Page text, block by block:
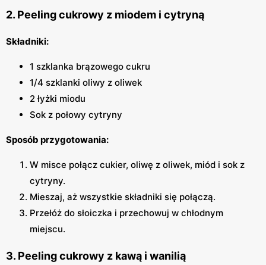
2. Peeling cukrowy z miodem i cytryną
Składniki:
1 szklanka brązowego cukru
1/4 szklanki oliwy z oliwek
2 łyżki miodu
Sok z połowy cytryny
Sposób przygotowania:
W misce połącz cukier, oliwę z oliwek, miód i sok z
cytryny.
Mieszaj, aż wszystkie składniki się połączą.
Przełóż do słoiczka i przechowuj w chłodnym
miejscu.
3. Peeling cukrowy z kawą i wanilią